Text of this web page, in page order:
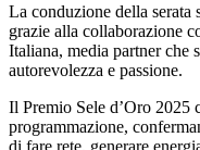
La conduzione della serata
grazie alla collaborazione
Italiana, media partner che
autorevolezza e passione.
Il Premio Sele d’Oro 2025
programmazione,
di fare rete, generare